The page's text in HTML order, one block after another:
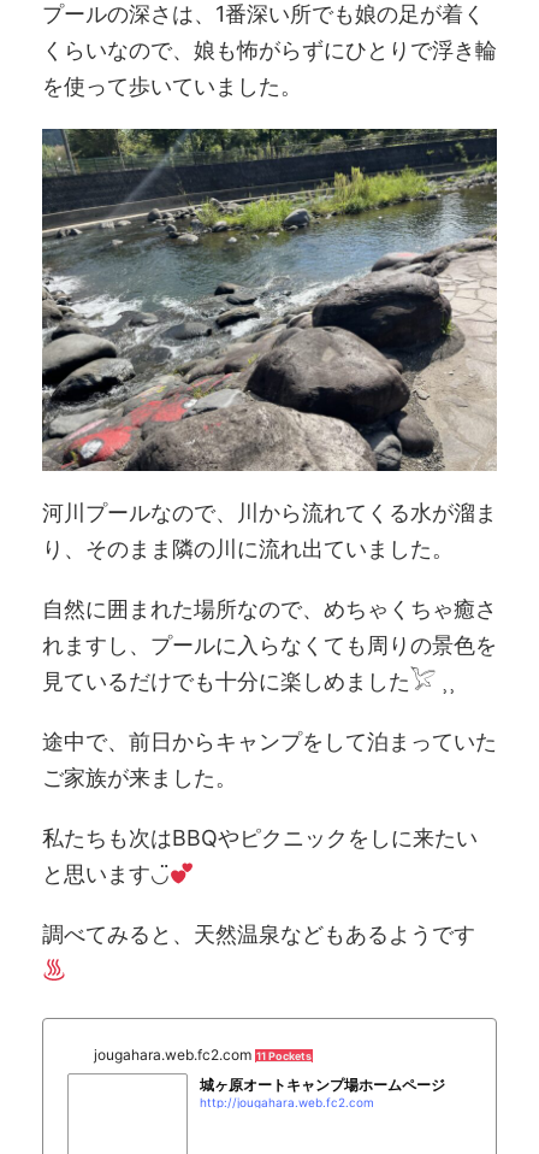
プールの深さは、1番深い所でも娘の足が着く
くらいなので、娘も怖がらずにひとりで浮き輪
を使って歩いていました。
河川プールなので、川から流れてくる水が溜ま
り、そのまま隣の川に流れ出ていました。
自然に囲まれた場所なので、めちゃくちゃ癒さ
れますし、プールに入らなくても周りの景色を
見ているだけでも十分に楽しめました𓅯 ⸒⸒
途中で、前日からキャンプをして泊まっていた
ご家族が来ました。
私たちも次はBBQやピクニックをしに来たい
と思います◡̈
調べてみると、天然温泉などもあるようです
jougahara.web.fc2.com 11 Pockets
城ヶ原オートキャンプ場ホームページ
http://jougahara.web.fc2.com